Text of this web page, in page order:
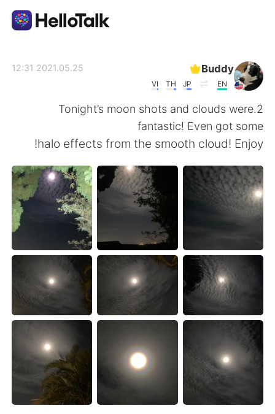
English 简体中文
繁體中文
Français Deutsch
日本語 한국어
ไทย
Indonesia Italiano
Türkçe Tiếng Việt
Português
Buddy
EN
JP
TH
VI
2021.05.25 12:31
2.Tonight’s moon shots and clouds were
fantastic! Even got some
halo effects from the smooth cloud! Enjoy!